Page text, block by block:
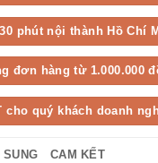
phút nội thành Hồ Chí
đơn hàng từ 1.000.000
cho quý khách doanh
SUNG CAM KẾT